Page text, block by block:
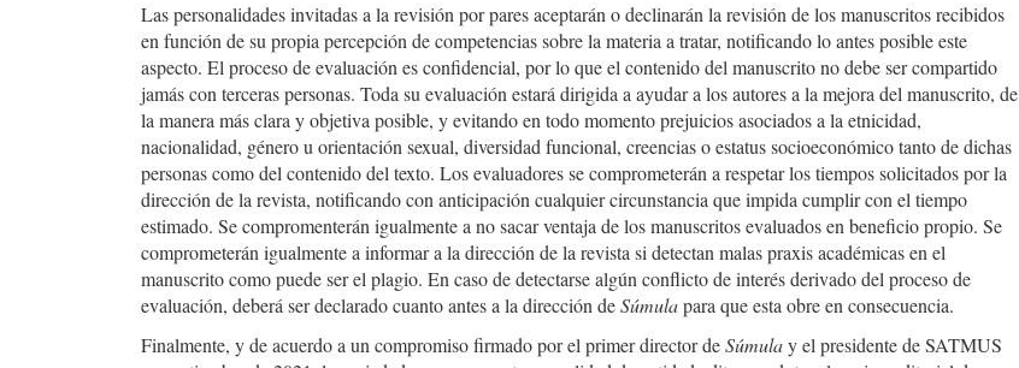
Las personalidades invitadas a la revisión por pares aceptarán o declinarán la revisión de los manuscritos recibidos
en función de su propia percepción de competencias sobre la materia a tratar, notificando lo antes posible este
aspecto. El proceso de evaluación es confidencial, por lo que el contenido del manuscrito no debe ser compartido
jamás con terceras personas. Toda su evaluación estará dirigida a ayudar a los autores a la mejora del manuscrito, de
la manera más clara y objetiva posible, y evitando en todo momentoprejuicios asociados a la etnicidad,
nacionalidad, género u orientación sexual, diversidad funcional, creencias o estatus socioeconómico tanto de dichas
personas como del contenido del texto. Los evaluadores se comprometerán a respetar los tiempos solicitados por la
dirección de la revista, notificando con anticipación cualquier circunstancia que impida cumplir con el tiempo
estimado. Se compromenterán igualmente a no sacar ventaja de los manuscritos evaluados en beneficio propio. Se
comprometerán igualmente a informar a la dirección de la revista si detectan malas praxis académicas en el
manuscrito como puede ser el plagio. En caso de detectarse algún conflicto de interés derivado del proceso de
evaluación, deberá ser declarado cuanto antes a la dirección deSúmulapara que esta obre en consecuencia.
Finalmente, y de acuerdo a un compromiso firmado por el primer director deSúmulay el presidente de SATMUS